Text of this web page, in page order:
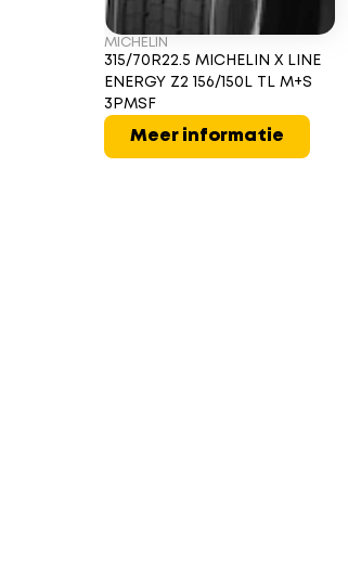
MICHELIN
315/70R22.5 MICHELIN X LINE
ENERGY Z2 156/150L TL M+S
3PMSF
Meer informatie